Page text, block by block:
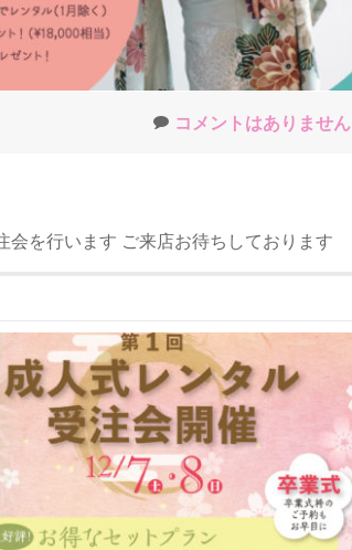
コメントはありません
を行います ご来店お待ちしております